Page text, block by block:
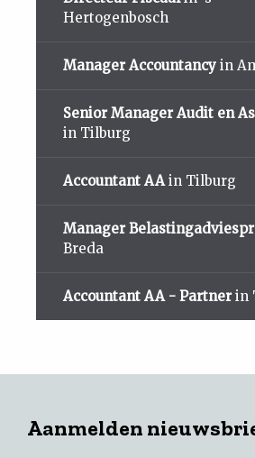
Hertogenbosch
Manager Accountancy in
Senior Manager Audit en
in Tilburg
Accountant AA in Tilburg
Manager
Breda
Accountant AA - Partner in
Aanmelden